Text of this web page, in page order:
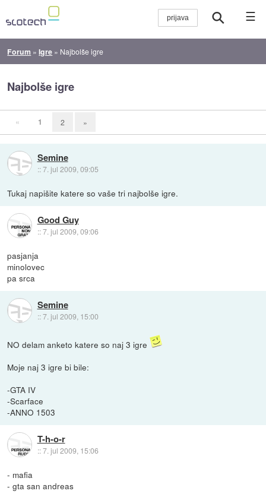
☰
Forum »Igre » Najbolše igre
Najbolše igre
« 1 2 »
Semine
::7. jul 2009, 09:05
Tukaj napišite katere so vaše tri najbolše igre.
Good Guy
::7. jul 2009, 09:06
pasjanja
minolovec
pa srca
Semine
::7. jul 2009, 15:00
NO delam anketo katere so naj 3 igre
Moje naj 3 igre bi bile:
-GTA IV
-Scarface
-ANNO 1503
T-h-o-r
::7. jul 2009, 15:06
- mafia
- gta san andreas